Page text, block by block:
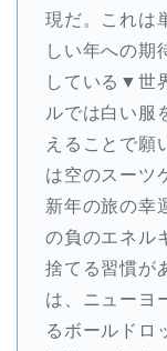
現だ。これは
しい年への期
している▼世
ルでは白い服
えることで願
は空のスーツ
新年の旅の幸
の負のエネル
捨てる習慣が
は、ニューヨ
るボールドロ